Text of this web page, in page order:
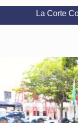
Constitucional